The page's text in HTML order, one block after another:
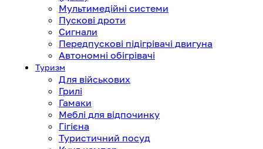
Мультимедійні системи
Пускові дроти
Сигнали
Передпускові підігрівачі двигуна
Автономні обігрівачі
Туризм
Для військових
Грилі
Гамаки
Меблі для відпочинку
Гігієна
Туристичний посуд